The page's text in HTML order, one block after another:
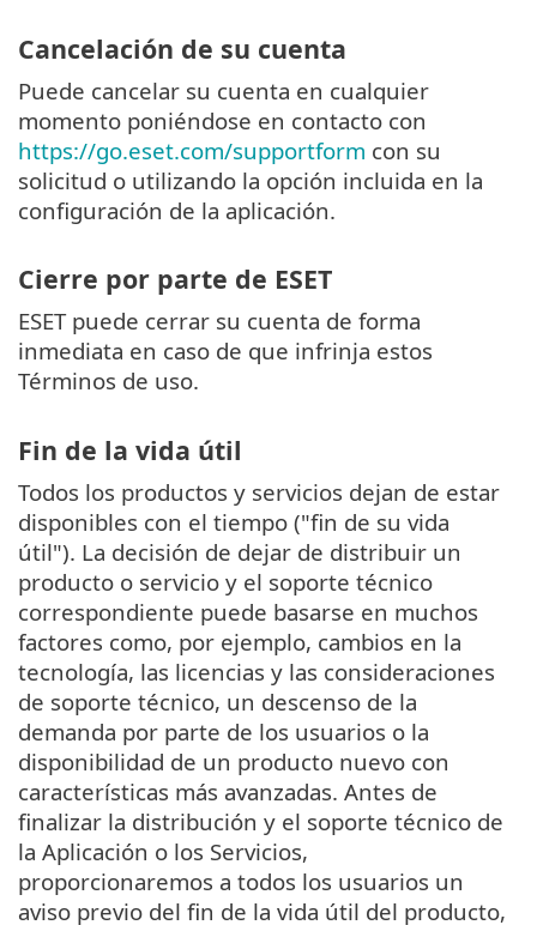
Cancelación de su cuenta
Puede cancelar su cuenta en cualquier
momento poniéndose en contacto con
https://go.eset.com/supportform con su
solicitud o utilizando la opción incluida en la
configuración de la aplicación.
Cierre por parte de ESET
ESET puede cerrar su cuenta de forma
inmediata en caso de que infrinja estos
Términos de uso.
Fin de la vida útil
Todos los productos y servicios dejan de estar
disponibles con el tiempo ("fin de su vida
útil"). La decisión de dejar de distribuir un
producto o servicio y el soporte técnico
correspondiente puede basarse en muchos
factores como, por ejemplo, cambios en la
tecnología, las licencias y las consideraciones
de soporte técnico, un descenso de la
demanda por parte de los usuarios o la
disponibilidad de un producto nuevo con
características más avanzadas. Antes de
finalizar la distribución y el soporte técnico de
la Aplicación o los Servicios,
proporcionaremos a todos los usuarios un
aviso previo del fin de la vida útil del producto,